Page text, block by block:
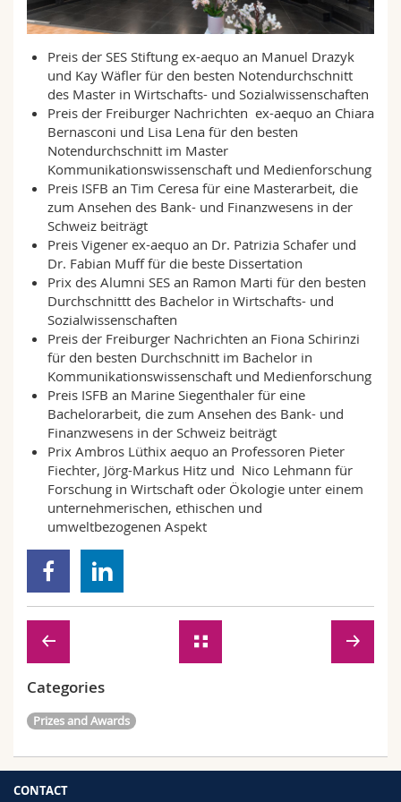
Science and Medicine
Interfaculty
Employees
PhD students
Webmail
Course catalogue
MyUnifr
Preis der SES Stiftung ex-aequo an Manuel Drazyk
und Kay Wäfler für den besten Notendurchschnitt
des Master in Wirtschafts- und Sozialwissenschaften
Preis der Freiburger Nachrichten ex-aequo an Chiara
Bernasconi und Lisa Lena für den besten
Notendurchschnitt im Master
Kommunikationswissenschaft und Medienforschung
Preis ISFB an Tim Ceresa für eine Masterarbeit, die
zum Ansehen des Bank- und Finanzwesens in der
Schweiz beiträgt
Preis Vigener ex-aequo an Dr. Patrizia Schafer und
Dr. Fabian Muff für die beste Dissertation
Prix des Alumni SES an Ramon Marti für den besten
Durchschnittt des Bachelor in Wirtschafts- und
Sozialwissenschaften
Preis der Freiburger Nachrichten an Fiona Schirinzi
für den besten Durchschnitt im Bachelor in
Kommunikationswissenschaft und Medienforschung
Preis ISFB an Marine Siegenthaler für eine
Bachelorarbeit, die zum Ansehen des Bank- und
Finanzwesens in der Schweiz beiträgt
Prix Ambros Lüthix aequo an Professoren Pieter
Fiechter, Jörg-Markus Hitz und Nico Lehmann für
Forschung in Wirtschaft oder Ökologie unter einem
unternehmerischen, ethischen und
umweltbezogenen Aspekt
Categories
Prizes and Awards
CONTACT